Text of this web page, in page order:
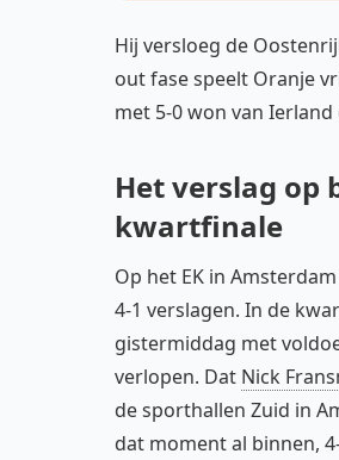
Hij versloeg de
out fase speelt Oranje
met 5-0 won van
Het verslag op
kwartfinale
Op het EK in
4-1 verslagen. In de
gistermiddag met
verlopen. Dat Nick
de sporthallen Zuid in
dat moment al binnen,